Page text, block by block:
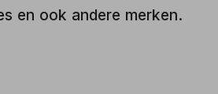
en ook andere merken.